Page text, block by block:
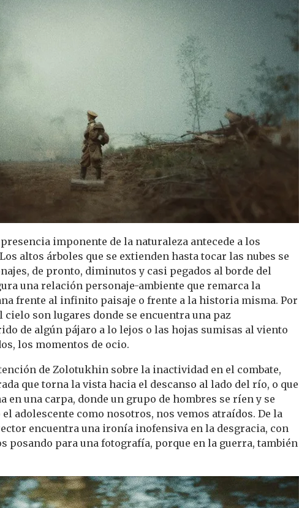
imponente de la naturaleza antecede a los
altos árboles que se extienden hasta tocar las nubes se
de pronto, diminutos y casi pegados al borde del
una relación personaje-ambiente que remarca la
frente al infinito paisaje o frente a la historia misma. Por
cielo son lugares donde se encuentra una paz
de algún pájaro a lo lejos o las hojas sumisas al viento
los momentos de ocio.
de Zolotukhin sobre la inactividad en el combate,
que torna la vista hacia el descanso al lado del río, o que
en una carpa, donde un grupo de hombres se ríen y se
el adolescente como nosotros, nos vemos atraídos. De la
encuentra una ironía inofensiva en la desgracia, con
posando para una fotografía, porque en la guerra, también